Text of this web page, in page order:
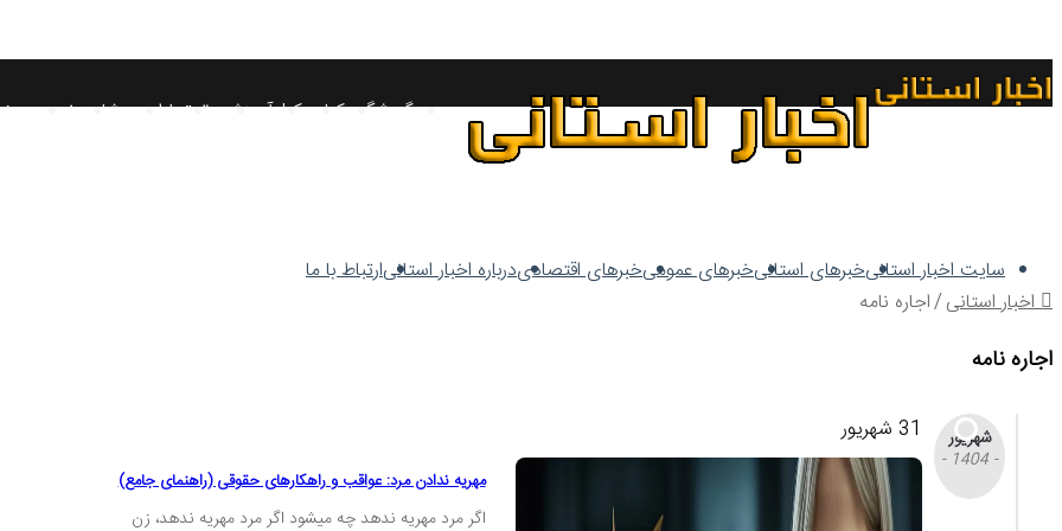
گردشگریکتابوکیلآموزشحقوقطراحیمشاورهخودرو
سایت اخبار استانیخبرهای استانیخبرهای عمومیخبرهای اقتصادیدرباره اخبار استانیارتباط با ما
اخبار استانی/اجاره نامه
اجاره نامه
شهریور
- 1404 -
31 شهریور
مهریه ندادن مرد: عواقب و راهکارهای حقوقی (راهنمای جامع)
اگر مرد مهریه ندهد چه میشود اگر مرد مهریه ندهد، زن